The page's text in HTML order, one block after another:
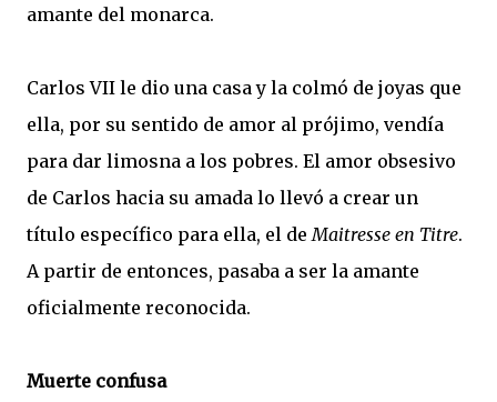
amante del monarca.
Carlos VII le dio una casa y la colmó de joyas que
ella, por su sentido de amor al prójimo, vendía
para dar limosna a los pobres. El amor obsesivo
de Carlos hacia su amada lo llevó a crear un
título específico para ella, el deMaitresse en Titre.
A partir de entonces, pasaba a ser la amante
oficialmente reconocida.
Muerte confusa